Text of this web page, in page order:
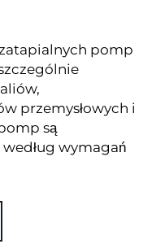
pomp
przemysłowych i
są
wymagań